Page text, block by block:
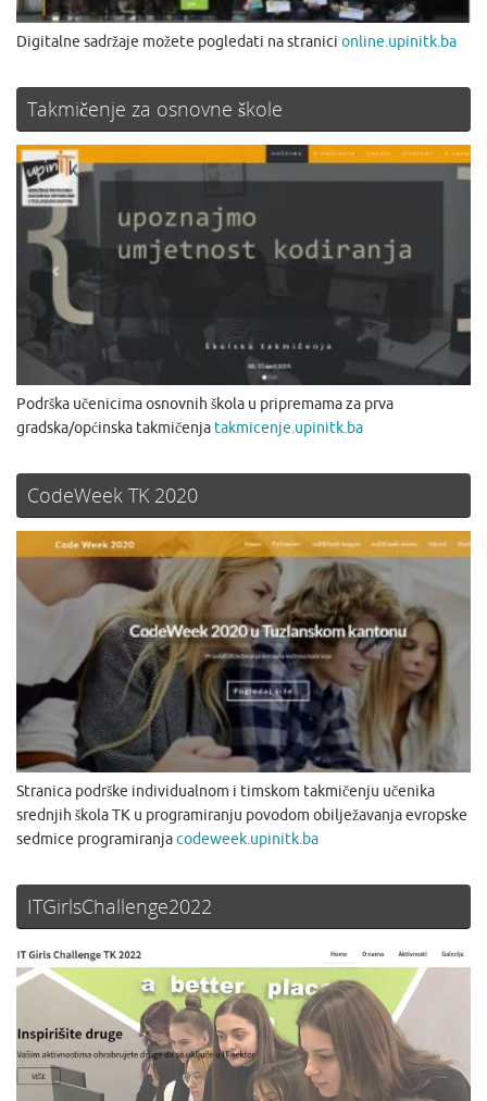
Digitalne sadržaje možete pogledati na stranici online.upinitk.ba
Takmičenje za osnovne škole
Podrška učenicima osnovnih škola u pripremama za prva
gradska/općinska takmičenja takmicenje.upinitk.ba
CodeWeek TK 2020
Stranica podrške individualnom i timskom takmičenju učenika
srednjih škola TK u programiranju povodom obilježavanja evropske
sedmice programiranjacodeweek.upinitk.ba
ITGirlsChallenge2022